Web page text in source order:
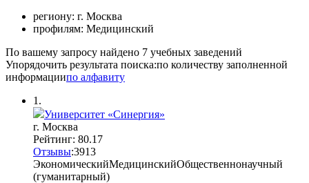
региону: г. Москва
профилям: Медицинский
По вашему запросу найдено 7 учебных заведений
Упорядочить результата поиска:по количеству заполненной
информациипо алфавиту
1.
Университет «Синергия»
г. Москва
Рейтинг: 80.17
Отзывы:3913
ЭкономическийМедицинскийОбщественнонаучный
(гуманитарный)